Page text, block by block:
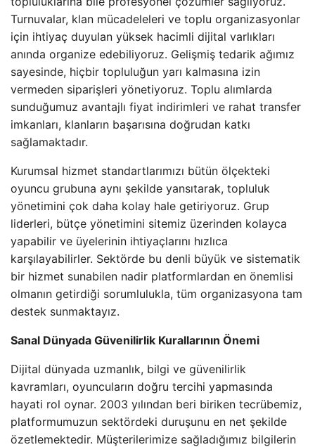
Turnuvalar, klan mücadeleleri ve toplu organizasyonlar
için ihtiyaç duyulan yüksek hacimli dijital varlıkları
anında organize edebiliyoruz. Gelişmiş tedarik ağımız
sayesinde, hiçbir topluluğun yarı kalmasına izin
vermeden siparişleri yönetiyoruz. Toplu alımlarda
sunduğumuz avantajlı fiyat indirimleri ve rahat transfer
imkanları, klanların başarısına doğrudan katkı
sağlamaktadır.
Kurumsal hizmet standartlarımızı bütün ölçekteki
oyuncu grubuna aynı şekilde yansıtarak, topluluk
yönetimini çok daha kolay hale getiriyoruz. Grup
liderleri, bütçe yönetimini sitemiz üzerinden kolayca
yapabilir ve üyelerinin ihtiyaçlarını hızlıca
karşılayabilirler. Sektörde bu denli büyük ve sistematik
bir hizmet sunabilen nadir platformlardan en önemlisi
olmanın getirdiği sorumlulukla, tüm organizasyona tam
destek sunmaktayız.
Sanal Dünyada Güvenilirlik Kurallarının Önemi
Dijital dünyada uzmanlık, bilgi ve güvenilirlik
kavramları, oyuncuların doğru tercihi yapmasında
hayati rol oynar. 2003 yılından beri biriken tecrübemiz,
platformumuzun sektördeki duruşunu en net şekilde
özetlemektedir. Müşterilerimize sağladığımız bilgilerin